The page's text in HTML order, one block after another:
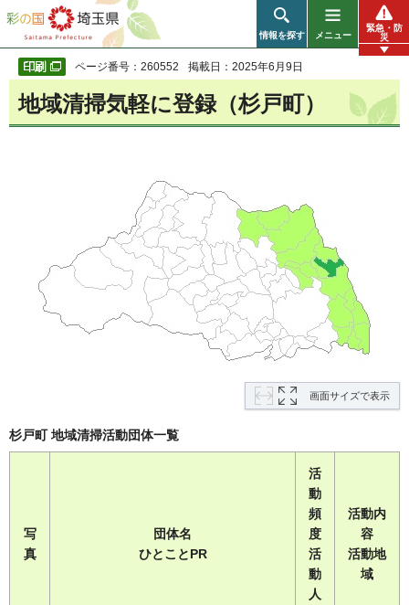
彩の国 埼玉県
情報を探す メニュー
緊急・防
災
ページ番号：260552 掲載日：2025年6月9日
地域清掃気軽に登録（杉戸町）
画面サイズで表示
杉戸町 地域清掃活動団体一覧
写
真
団体名
ひとことPR
活
動
頻
度
活
動
人
活動内
容
活動地
域